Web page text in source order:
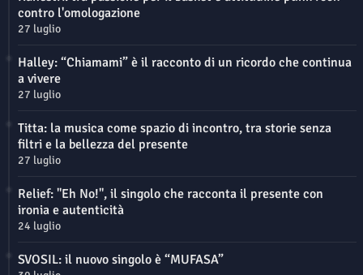
contro l'omologazione
27 luglio
Halley: “Chiamami” è il racconto di un ricordo che continua
a vivere
27 luglio
Titta: la musica come spazio di incontro, tra storie senza
filtri e la bellezza del presente
27 luglio
Relief: "Eh No!", il singolo che racconta il presente con
ironia e autenticità
24 luglio
SVOSIL: il nuovo singolo è “MUFASA”